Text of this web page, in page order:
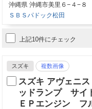
沖縄県 沖縄市美里６−４−８
ＳＢＳパドック松田
上記10件にチェック
スズキ 複数画像
スズキ アヴェニ
ッドランプ サ
ＥＰエンジン フ